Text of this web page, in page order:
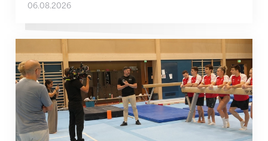
06.08.2026
Mit klaren Zielen nach Zagreb